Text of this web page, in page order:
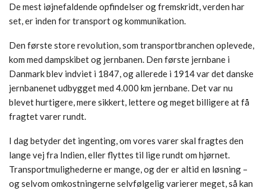
De mest iøjnefaldende opfindelser og fremskridt, verden har
set, er inden for transport og kommunikation.
Den første store revolution, som transportbranchen oplevede,
kom med dampskibet og jernbanen. Den første jernbane i
Danmark blev indviet i 1847, og allerede i 1914 var det danske
jernbanenet udbygget med 4.000 km jernbane. Det var nu
blevet hurtigere, mere sikkert, lettere og meget billigere at få
fragtet varer rundt.
I dag betyder det ingenting, om vores varer skal fragtes den
lange vej fra Indien, eller flyttes til lige rundt om hjørnet.
Transportmulighederne er mange, og der er altid en løsning –
og selvom omkostningerne selvfølgelig varierer meget, så kan